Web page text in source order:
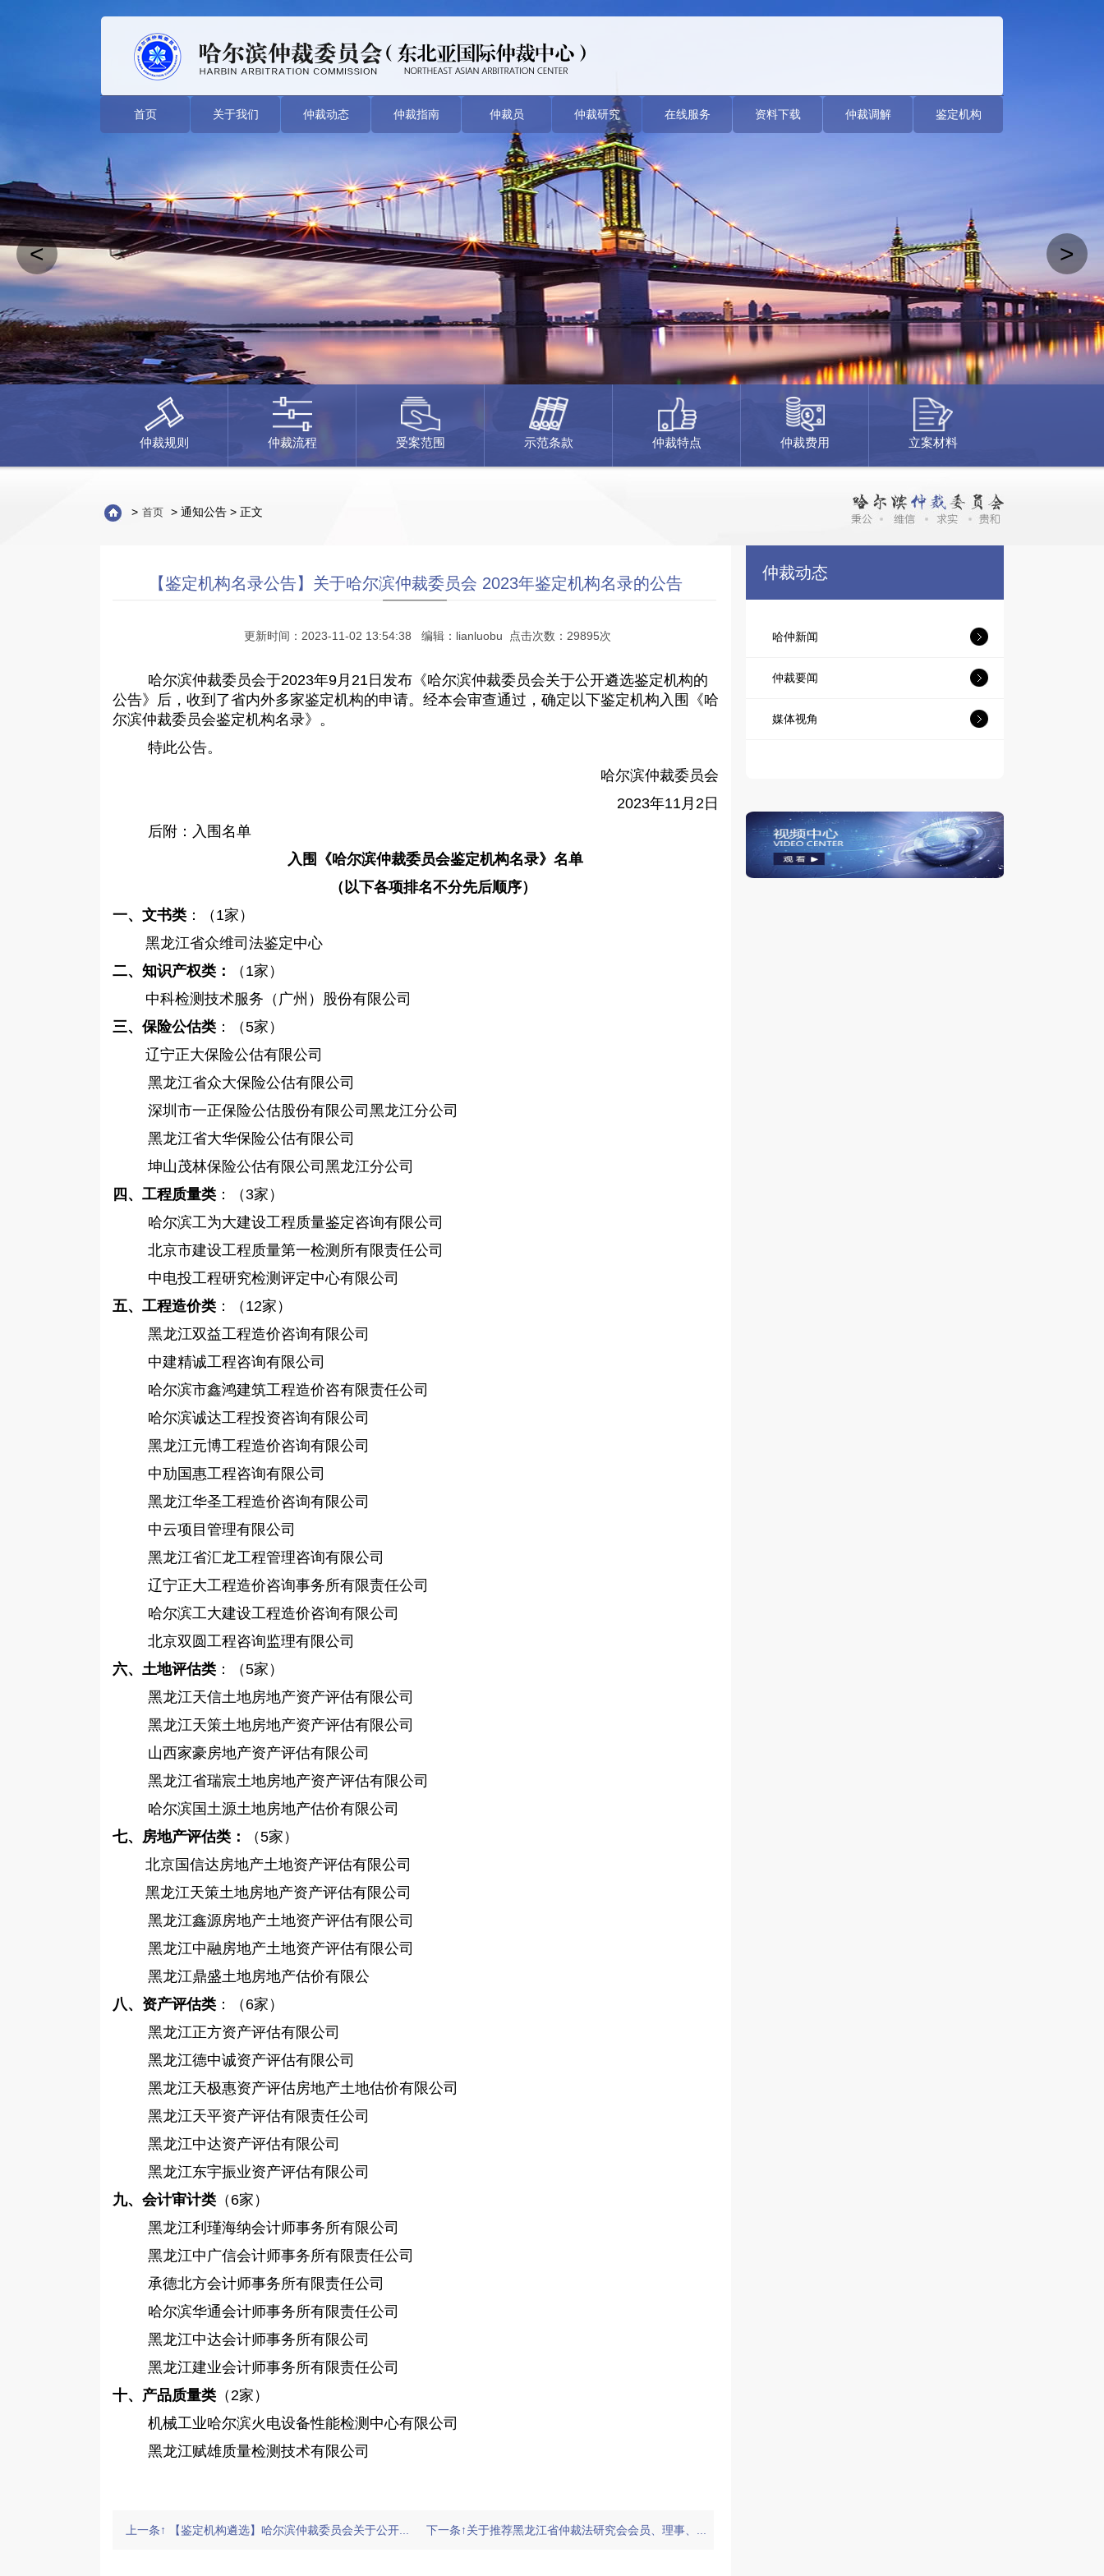
首页 关于我们 仲裁动态 仲裁指南 仲裁员 仲裁研究 在线服务 资料下载 仲裁调解 鉴定机构
< >
仲裁规则 仲裁流程 受案范围 示范条款 仲裁特点 仲裁费用 立案材料
> 首页 > 通知公告 > 正文
【鉴定机构名录公告】关于哈尔滨仲裁委员会 2023年鉴定机构名录的公告
更新时间：2023-11-02 13:54:38 编辑：lianluobu 点击次数：29895次
哈尔滨仲裁委员会于2023年9月21日发布《哈尔滨仲裁委员会关于公开遴选鉴定机构的
公告》后，收到了省内外多家鉴定机构的申请。经本会审查通过，确定以下鉴定机构入围《哈
尔滨仲裁委员会鉴定机构名录》。
特此公告。
哈尔滨仲裁委员会
2023年11月2日
后附：入围名单
入围《哈尔滨仲裁委员会鉴定机构名录》名单
（以下各项排名不分先后顺序）
一、文书类 ：（ 1家）
黑龙江省众维司法鉴定中心
二、 知识产权类： （ 1家）
中科检测技术服务（广州）股份有限公司
三、保险公估类 ：（5家）
辽宁正大保险公估有限公司
黑龙江省众大保险公估有限公司
深圳市一正保险公估股份有限公司黑龙江分公司
黑龙江省大华保险公估有限公司
坤山茂林保险公估有限公司黑龙江分公司
四、工程质量类 ：（3家）
哈尔滨工为大建设工程质量鉴定咨询有限公司
北京市建设工程质量第一检测所有限责任公司
中电投工程研究检测评定中心有限公司
五、工程造价类 ：（ 12家）
黑龙江双益工程造价咨询有限公司
中建精诚工程咨询有限公司
哈尔滨市鑫鸿建筑工程造价咨有限责任公司
哈尔滨诚达工程投资咨询有限公司
黑龙江元博工程造价咨询有限公司
中劢国惠工程咨询有限公司
黑龙江华圣工程造价咨询有限公司
中云项目管理有限公司
黑龙江省汇龙工程管理咨询有限公司
辽宁正大工程造价咨询事务所有限责任公司
哈尔滨工大建设工程造价咨询有限公司
北京双圆工程咨询监理有限公司
六、土地评估类 ：（5家）
黑龙江天信土地房地产资产评估有限公司
黑龙江天策土地房地产资产评估有限公司
山西家豪房地产资产评估有限公司
黑龙江省瑞宸土地房地产资产评估有限公司
哈尔滨国土源土地房地产估价有限公司
七、房地产评估类：
（5家）
北京国信达房地产土地资产评估有限公司
黑龙江天策土地房地产资产评估有限公司
黑龙江鑫源房地产土地资产评估有限公司
黑龙江中融房地产土地资产评估有限公司
黑龙江鼎盛土地房地产估价有限公
八、资产评估类 ：（6家）
黑龙江正方资产评估有限公司
黑龙江德中诚资产评估有限公司
黑龙江天极惠资产评估房地产土地估价有限公司
黑龙江天平资产评估有限责任公司
黑龙江中达资产评估有限公司
黑龙江东宇振业资产评估有限公司
九、会计审计类 （ 6家）
黑龙江利瑾海纳会计师事务所有限公司
黑龙江中广信会计师事务所有限责任公司
承德北方会计师事务所有限责任公司
哈尔滨华通会计师事务所有限责任公司
黑龙江中达会计师事务所有限公司
黑龙江建业会计师事务所有限责任公司
十、产品质量类 （2家）
机械工业哈尔滨火电设备性能检测中心有限公司
黑龙江赋雄质量检测技术有限公司
上一条↑ 【鉴定机构遴选】哈尔滨仲裁委员会关于公开... 下一条↑关于推荐黑龙江省仲裁法研究会会员、理事、...
仲裁动态
哈仲新闻
仲裁要闻
媒体视角